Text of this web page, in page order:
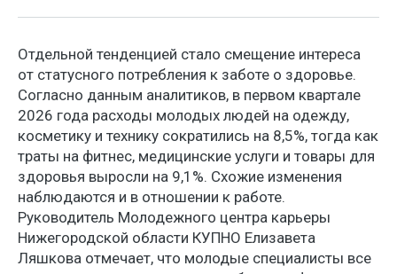
Отдельной тенденцией стало смещение интереса
от статусного потребления к заботе о здоровье.
Согласно данным аналитиков, в первом квартале
2026 года расходы молодых людей на одежду,
косметику и технику сократились на 8,5%, тогда как
траты на фитнес, медицинские услуги и товары для
здоровья выросли на 9,1%. Схожие изменения
наблюдаются и в отношении к работе.
Руководитель Молодежного центра карьеры
Нижегородской области КУПНО Елизавета
Ляшкова отмечает, что молодые специалисты все